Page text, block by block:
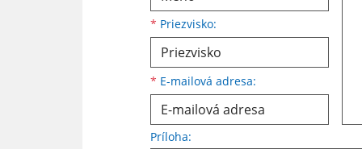
* Priezvisko:
* E-mailová adresa:
Príloha: